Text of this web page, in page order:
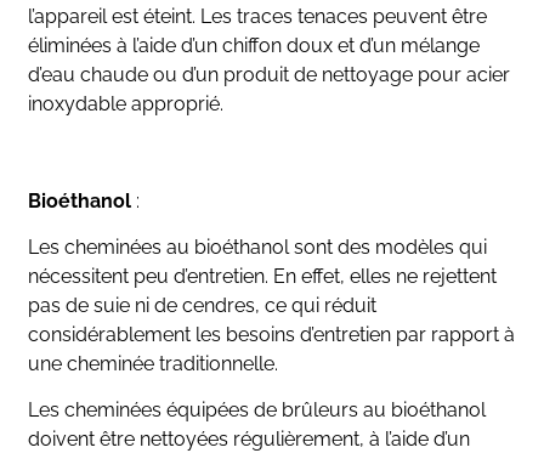
l’appareil est éteint. Les traces tenaces peuvent être
éliminées à l’aide d’un chiffon doux et d’un mélange
d’eau chaude ou d’un produit de nettoyage pour acier
inoxydable approprié.
Bioéthanol :
Les cheminées au bioéthanol sont des modèles qui
nécessitent peu d’entretien. En effet, elles ne rejettent
pas de suie ni de cendres, ce qui réduit
considérablement les besoins d’entretien par rapport à
une cheminée traditionnelle.
Les cheminées équipées de brûleurs au bioéthanol
doivent être nettoyées régulièrement, à l’aide d’un